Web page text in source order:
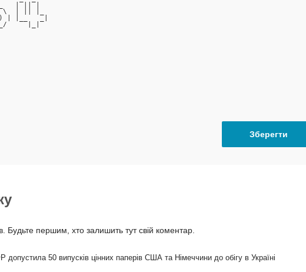
_   | || |
\  | || |_
| |__   _|
|_|
першим, хто залишить тут свій коментар.
50 випусків цінних паперів США та Німеччини до обігу в Україні